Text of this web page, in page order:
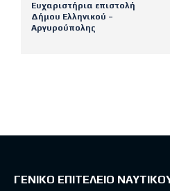
Ευχαριστήρια επιστολή
Δήμου Ελληνικού –
Αργυρούπολης
ΓΕΝΙΚΟ ΕΠΙΤΕΛΕΙΟ